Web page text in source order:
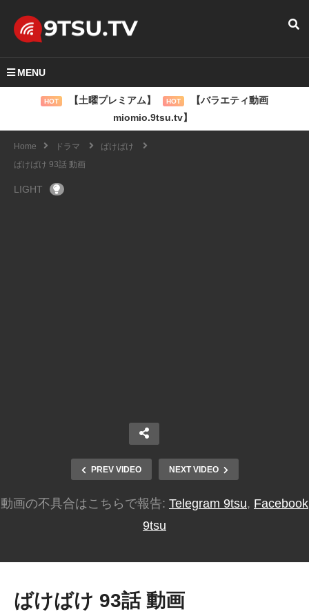
MENU
HOT 【土曜プレミアム】 HOT
【バラエティ動画
miomio.9tsu.tv】
Home ドラマ
ばけばけ
ばけばけ 93話 動画
LIGHT
PREV VIDEO NEXT VIDEO
動画の不具合はこちらで報告: Telegram 9tsu, Facebook
9tsu
ばけばけ 93話 動画